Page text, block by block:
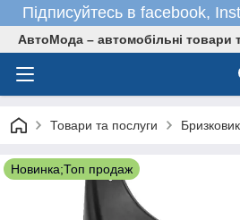
Підписуйтесь в facebook,
АвтоМода – автомобільні товари
Товари та послуги
Новинка;Топ продаж